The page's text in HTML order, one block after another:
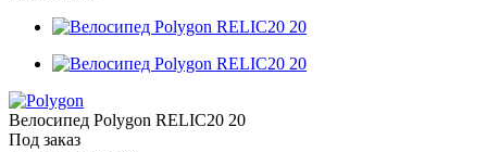
Велосипед Polygon RELIC20 20
Под заказ